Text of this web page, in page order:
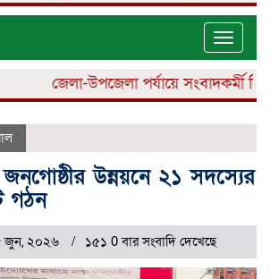
Toggle
জেলা-উপজেলা পর্যায়ে সংবাদকর্মী নিয়োগ
জনগোষ্ঠীর উন্নয়নে ২১ সদস্যের
গঠন
জুন, ২০২৬ ১৫১ 0 বার সংবাদি দেখেছে